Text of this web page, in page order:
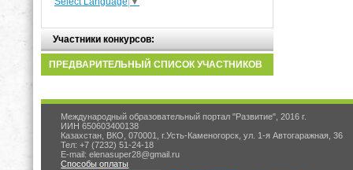
Участники конкурсов:
ПРЕДВАРИТЕЛЬНЫЙ СПИСОК УЧАСТНИКОВ
Международный образовательный портал "Развитие", 2016 г.
ИИН 650603400138
Казахстан, ВКО, 070001, г.Усть-Каменогорск, ул. 1-я Автогаражная, 36
Тел: +7 (7232) 51-24-18
E-mail: elenasuper28@gmail.ru
Способы оплаты